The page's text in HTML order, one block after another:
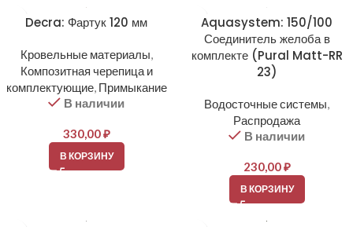
Decra: Фартук 120 мм
Кровельные материалы,
Композитная черепица и
комплектующие, Примыкание
В наличии
330,00₽
В КОРЗИНУ
Aquasystem: 150/100
Соединитель желоба в
комплекте (Pural Matt-RR
23)
Водосточные системы,
Распродажа
В наличии
230,00₽
В КОРЗИНУ